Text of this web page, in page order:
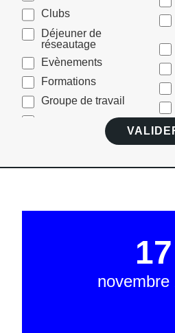
Clubs
Déjeuner de
réseautage
Evènements
Formations
Groupe de travail
17
novembre